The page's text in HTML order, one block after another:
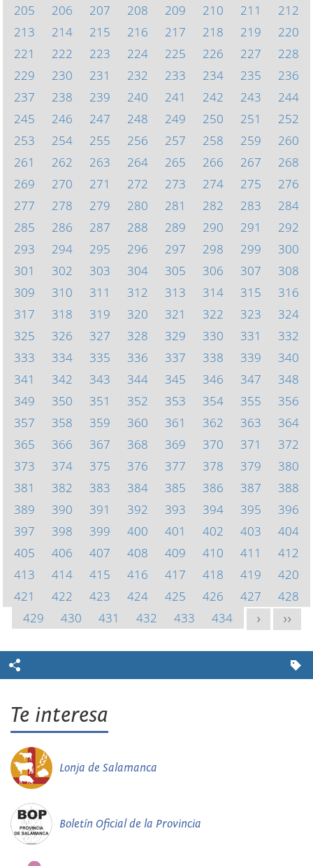
205 206 207 208 209 210 211
212
213
214 215 216 217 218 219
220
221
222 223 224 225 226 227
228
229
230 231 232 233 234 235
236
237
238 239 240 241 242 243
244
245
246 247 248 249 250 251
252
253
254 255 256 257 258 259
260
261
262 263 264 265 266 267
268
269
270 271 272 273 274 275
276
277
278 279 280 281 282 283
284
285
286 287 288 289 290 291
292
293
294 295 296 297 298 299
300
301
302 303 304 305 306 307
308
309
310 311 312 313 314 315
316
317
318 319 320 321 322 323
324
325
326 327 328 329 330 331
332
333
334 335 336 337 338 339
340
341
342 343 344 345 346 347
348
349
350 351 352 353 354 355
356
357
358 359 360 361 362 363
364
365
366 367 368 369 370 371
372
373
374 375 376 377 378 379
380
381
382 383 384 385 386 387
388
389
390 391 392 393 394 395
396
397
398 399 400 401 402 403
404
405
406 407 408 409 410 411
412
413
414 415 416 417 418 419
420
421
422 423 424 425 426 427
428
429
430 431 432 433 434 > >>
Te interesa
Lonja de Salamanca
Boletín Oficial de la Provincia